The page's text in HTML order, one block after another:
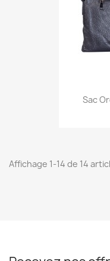
Sac
Affichage 1-14 de 14